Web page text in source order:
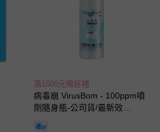
滿1500元贈好禮
病毒崩 VirusBom - 100ppm噴
劑隨身瓶-公司貨/最新效